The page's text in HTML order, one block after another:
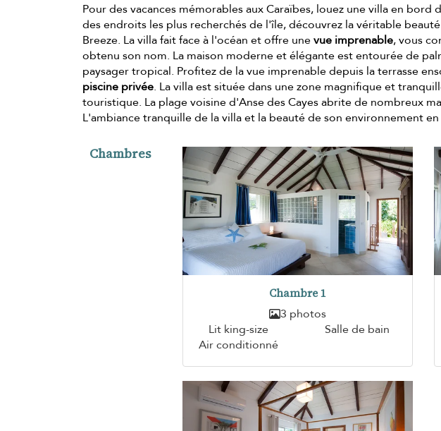
Pour des vacances mémorables aux Caraïbes, louez une villa en bord
des endroits les plus recherchés de l'île, découvrez la véritable
Breeze. La villa fait face à l'océan et offre unevue imprenable, vous
obtenu son nom. La maison moderne et élégante est entourée de
paysager tropical. Profitez de la vue imprenable depuis la terrasse
piscine privée. La villa est située dans une zone magnifique et
touristique. La plage voisine d'Anse des Cayes abrite de nombreux
L'ambiance tranquille de la villa et la beauté de son environnement
Chambres
Chambre 1
3 photos
Lit king-size
Salle de bain
Air conditionné